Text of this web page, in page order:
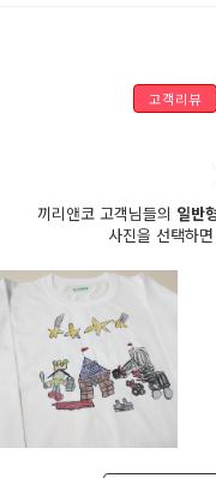
고객리뷰
끼리앤코 고객님들의 일반
사진을 선택하